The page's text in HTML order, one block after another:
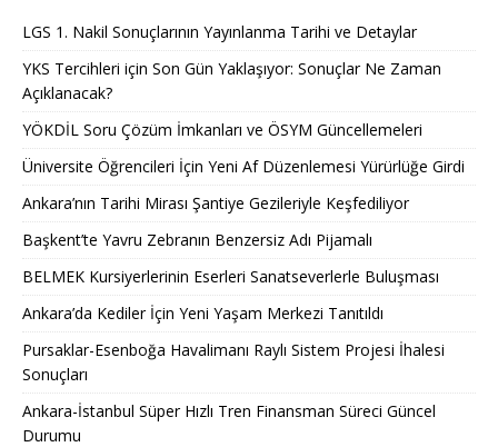
LGS 1. Nakil Sonuçlarının Yayınlanma Tarihi ve Detaylar
YKS Tercihleri için Son Gün Yaklaşıyor: Sonuçlar Ne Zaman
Açıklanacak?
YÖKDİL Soru Çözüm İmkanları ve ÖSYM Güncellemeleri
Üniversite Öğrencileri İçin Yeni Af Düzenlemesi Yürürlüğe Girdi
Ankara’nın Tarihi Mirası Şantiye Gezileriyle Keşfediliyor
Başkent’te Yavru Zebranın Benzersiz Adı Pijamalı
BELMEK Kursiyerlerinin Eserleri Sanatseverlerle Buluşması
Ankara’da Kediler İçin Yeni Yaşam Merkezi Tanıtıldı
Pursaklar-Esenboğa Havalimanı Raylı Sistem Projesi İhalesi
Sonuçları
Ankara-İstanbul Süper Hızlı Tren Finansman Süreci Güncel
Durumu